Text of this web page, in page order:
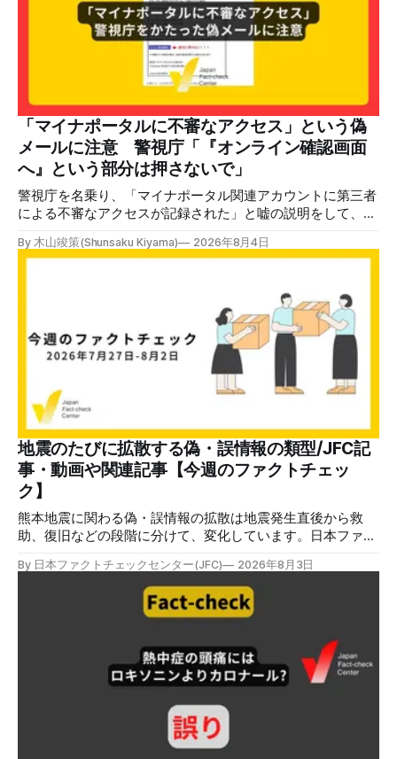
のビデオでは、彼が中国を訪問中に中国共産党に対して恥じ
らいながら頭を下げています」という英文付きの動画がXで
ポストされ、表示は20万件を超える。 投稿には「私の日本
語力が衰えていたら申し訳ないですが、動画に『韓国』と書
いてあるように見えます」などの英語の指摘もあるが、「日
本が犯した残虐行為を謝罪するのは悪いことだと思わない」
「共産主義者に恥じて頭を下げるべき人はいない」など、拡
散した投稿を真に受けた反応も多いため検証する。 検証過
程 動
「マイナポータルに不審なアクセス」という偽
メールに注意 警視庁「『オンライン確認画面
へ』という部分は押さないで」
警視庁を名乗り、「マイナポータル関連アカウントに第三者
による不審なアクセスが記録された」と嘘の説明をして、リ
で、メール内のリンクを押さないようにと注意を呼びかけて
部」を名乗るメールが届いたという投稿がX（旧Twitter）上
で複数確認できる(例1、例2、例3)。 偽メールの件名は
「【警視庁】マイナポータル：不審なアクセスの確認」。本
文には「警視庁サイバーセキュリティ対策本部」「通知番
号：MN-2026-●●●」「マイナポータル関連アカウント
に、第三者による不審なアクセスが記録されました」「お客
様のメールアドレスと一致しています」と記している。 そ
のうえで「2026年8月2日（日）23:59までに、ご本人操作か
どうかご確認ください」などと「オンライン確認画面へ」と
いうリンクをクリックするよう誘導している。 本文には、
警視庁の住所（東京都千代田区霞が関2-1-1）も書かれてい
By 木山竣策(Shunsaku Kiyama) 2026年8月4日
地震のたびに拡散する偽・誤情報の類型/JFC記
事・動画や関連記事【今週のファクトチェッ
ク】
熊本地震に関わる偽・誤情報の拡散は地震発生直後から救
助、復旧などの段階に分けて、変化しています。日本ファク
（JFC「災害時に広がる偽情報5つの類型」）も参考にして
みてください。近年はこれらに加えてAI生成によるディープ
フェイクも目立ちます。 ✉️日本ファクトチェックセンター
アも含めて、ファクトチェックや偽情報関連の情報をまとめ
ました。同じ内容をニュースレターでも配信しています。登
は、ファクトチェックやメディア情報リテラシーに関する講
師養成講座を月に1度開催しています。講座はオンラインで
90分間。修了者には認定バッジと教室や職場などで利用可能
By 日本ファクトチェックセンター(JFC) 2026年8月3日